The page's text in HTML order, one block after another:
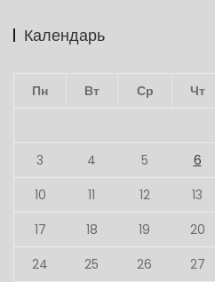
Календарь
Пн Вт Ср Чт
3
4 5 6
10
11 12 13
17
18 19 20
24
25 26 27